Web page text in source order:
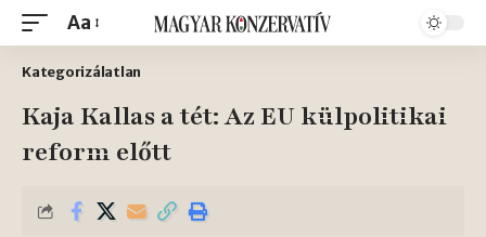
Aa
Kategorizálatlan
Kaja Kallas a tét: Az EU külpolitikai
reform előtt